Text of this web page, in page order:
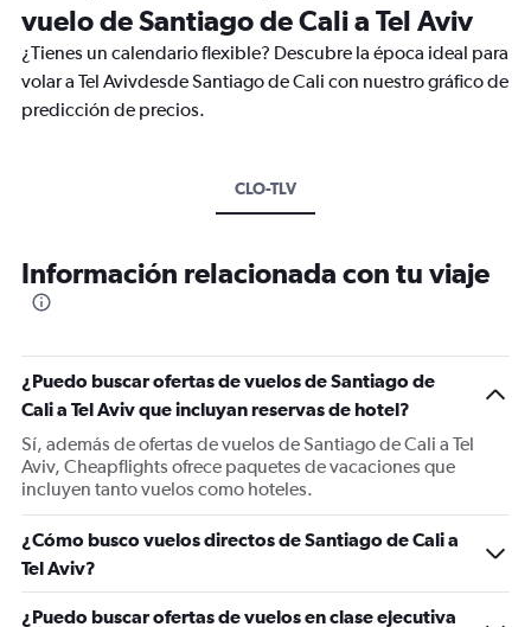
vuelo de Santiago de Cali a Tel Aviv
¿Tienes un calendario flexible? Descubre la época ideal para
volar a Tel Avivdesde Santiago de Cali con nuestro gráfico de
predicción de precios.
CLO-TLV
Información relacionada con tu viaje
¿Puedo buscar ofertas de vuelos de Santiago de
Cali a Tel Aviv que incluyan reservas de hotel?
Sí, además de ofertas de vuelos de Santiago de Cali a Tel
Aviv, Cheapflights ofrece paquetes de vacaciones que
incluyen tanto vuelos como hoteles.
¿Cómo busco vuelos directos de Santiago de Cali a
Tel Aviv?
¿Puedo buscar ofertas de vuelos en clase ejecutiva